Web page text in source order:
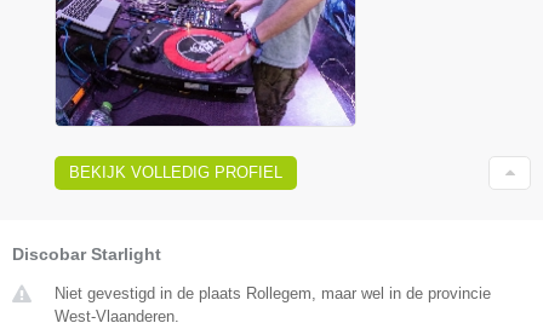
BEKIJK VOLLEDIG PROFIEL
Discobar Starlight
Niet gevestigd in de plaats Rollegem, maar wel in de provincie
West-Vlaanderen.